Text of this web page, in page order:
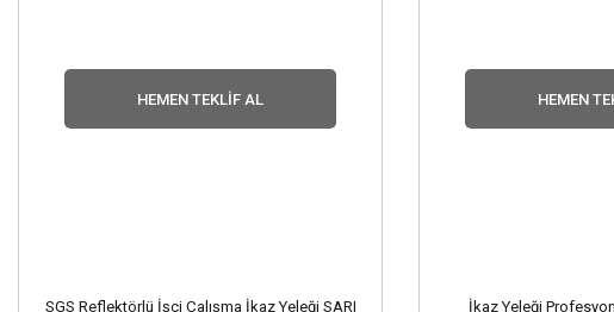
HEMEN TEKLIF AL
SGS Reflektörlü İşçi Çalışma İkaz Yeleği SARI
HEMEN
İkaz Yeleği